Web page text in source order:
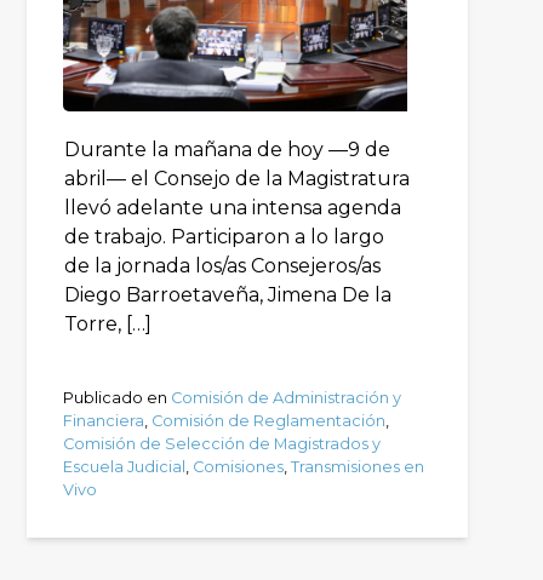
Durante la mañana de hoy —9 de
abril— el Consejo de la Magistratura
llevó adelante una intensa agenda
de trabajo. Participaron a lo largo
de la jornada los/as Consejeros/as
Diego Barroetaveña, Jimena De la
Torre, […]
Publicado en Comisión de Administración y
Financiera, Comisión de Reglamentación,
Comisión de Selección de Magistrados y
Escuela Judicial , Comisiones,Transmisiones en
Vivo